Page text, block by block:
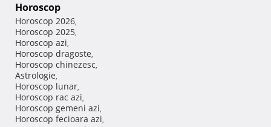
Horoscop
Horoscop 2026,
Horoscop 2025,
Horoscop azi,
Horoscop dragoste,
Horoscop chinezesc,
Astrologie,
Horoscop lunar,
Horoscop rac azi,
Horoscop gemeni azi,
Horoscop fecioara azi,